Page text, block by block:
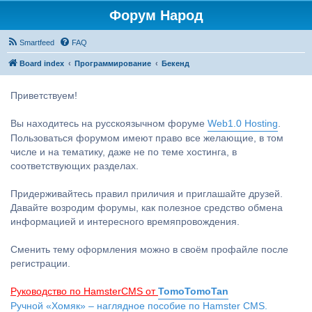
Форум Народ
Smartfeed FAQ
Board index Программирование Бекенд
Приветствуем!
Вы находитесь на русскоязычном форуме Web1.0 Hosting.
Пользоваться форумом имеют право все желающие, в том
числе и на тематику, даже не по теме хостинга, в
соответствующих разделах.
Придерживайтесь правил приличия и приглашайте друзей.
Давайте возродим форумы, как полезное средство обмена
информацией и интересного времяпровождения.
Сменить тему оформления можно в своём профайле после
регистрации.
Руководство по HamsterCMS от TomoTomoTan
Ручной «Хомяк» – наглядное пособие по Hamster CMS.